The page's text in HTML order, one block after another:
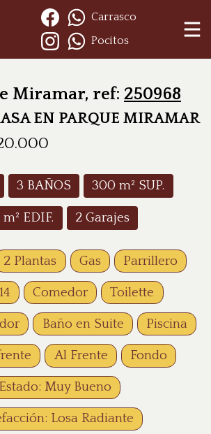
Carrasco
Pocitos
Miramar, ref: 250968
EN PARQUE MIRAMAR
3 BAÑOS 300 m² SUP.
m² EDIF. 2Garajes
2 Plantas Gas Parrillero
Comedor Toilette
Baño en Suite Piscina
Al Frente Fondo
Estado: Muy Bueno
Losa Radiante